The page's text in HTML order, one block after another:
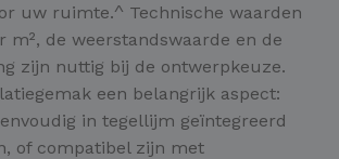
uw ruimte.^ Technische waarden
m², de weerstandswaarde en de
zijn nuttig bij de ontwerpkeuze.
een belangrijk aspect:
in tegellijm geïntegreerd
of compatibel zijn met